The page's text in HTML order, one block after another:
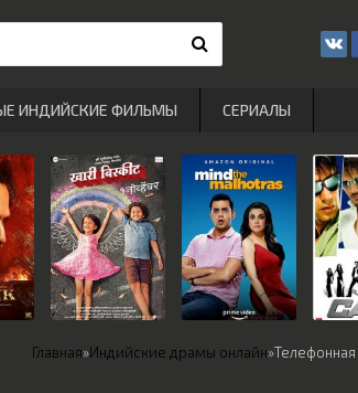
Главная»Индийские драмы онлайн»Телефонная
ИНДИЙСКИЕ ФИЛЬМЫ СЕРИАЛЫ